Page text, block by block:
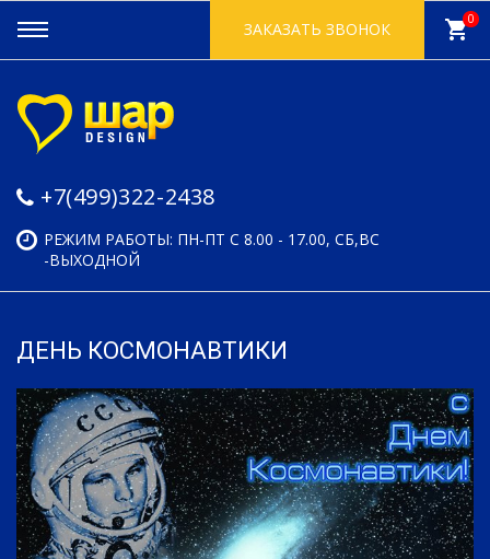
+7(499)322-2438
РЕЖИМ РАБОТЫ: ПН-ПТ С 8.00 - 17.00, СБ,ВС
-ВЫХОДНОЙ
ЗАКАЗАТЬ ЗВОНОК shopping_cart0
ДЕНЬ КОСМОНАВТИКИ